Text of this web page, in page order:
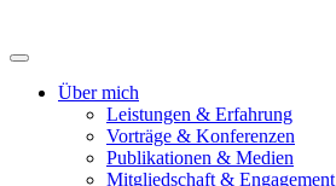
Über mich
Leistungen & Erfahrung
Vorträge & Konferenzen
Publikationen & Medien
Mitgliedschaft & Engagement